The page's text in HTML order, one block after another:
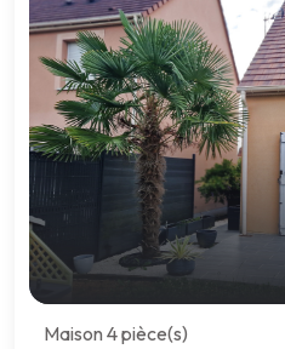
Maison 4 pièce(s)